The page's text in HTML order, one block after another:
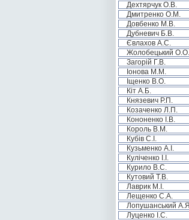
Дехтярчук О.В.
Дмитренко О.М.
Довбенко М.В.
Дубневич Б.В.
Євлахов А.С.
Жолобецький О.О.
Загорій Г.В.
Іонова М.М.
Іщенко В.О.
Кіт А.Б.
Князевич Р.П.
Козаченко Л.П.
Кононенко І.В.
Король В.М.
Кубів С.І.
Кузьменко А.І.
Куліченко І.І.
Курило В.С.
Кутовий Т.В.
Лаврик М.І.
Лещенко С.А.
Лопушанський
Луценко І.С.